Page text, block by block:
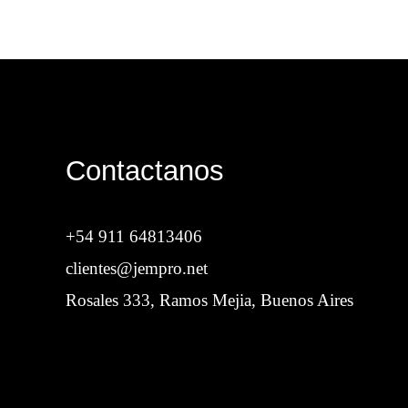
Contactanos
+54 911 64813406
clientes@jempro.net
Rosales 333, Ramos Mejia, Buenos Aires